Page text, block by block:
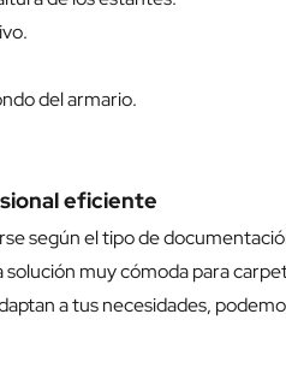
del armario.
eficiente
según el tipo de
muy cómoda para
a tus necesidades,